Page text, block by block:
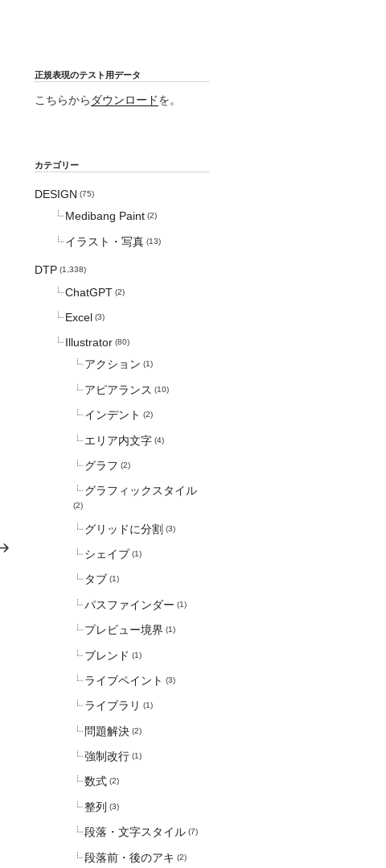
正規表現のテスト用データ
こちらから ダウンロードを。
カテゴリー
DESIGN (75)
Medibang Paint (2)
イラスト・写真 (13)
DTP (1,338)
ChatGPT (2)
Excel (3)
Illustrator (80)
アクション (1)
アピアランス (10)
インデント (2)
エリア内文字 (4)
グラフ (2)
グラフィックスタイル
(2)
グリッドに分割 (3)
シェイプ (1)
タブ (1)
パスファインダー (1)
プレビュー境界 (1)
ブレンド (1)
ライブペイント (3)
ライブラリ (1)
問題解決 (2)
強制改行 (1)
数式 (2)
整列 (3)
段落・文字スタイル (7)
段落前・後のアキ (2)